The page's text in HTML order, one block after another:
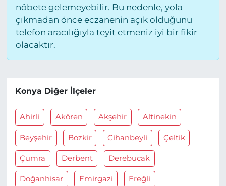
nöbete gelemeyebilir. Bu nedenle, yola
çıkmadan önce eczanenin açık olduğunu
telefon aracılığıyla teyit etmeniz iyi bir fikir
olacaktır.
Konya Diğer İlçeler
Ahirli Akören Akşehir Altinekin
Beyşehir Bozkir Cihanbeyli Çeltik
Çumra Derbent Derebucak
Doğanhisar Emirgazi Ereğli